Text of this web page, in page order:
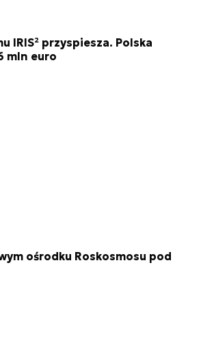
IRIS² przyspiesza. Polska
mln euro
ośrodku Roskosmosu pod